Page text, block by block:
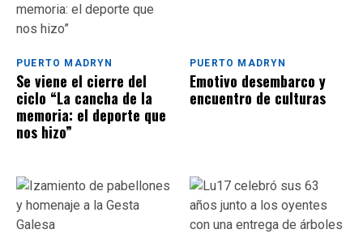
PUERTO MADRYN
Se viene el cierre del
ciclo “La cancha de la
memoria: el deporte que
nos hizo”
PUERTO MADRYN
Emotivo desembarco y
encuentro de culturas